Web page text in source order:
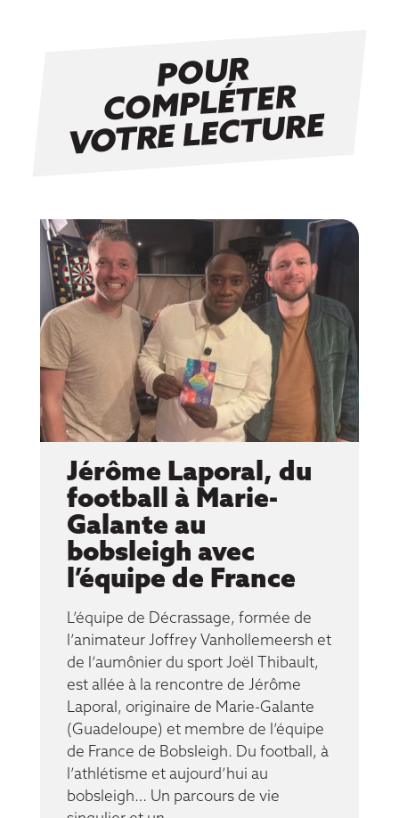
P
OUR
C
O
MPLÉTER
VOTRE LECTURE
Jérôme Laporal, du
football à Marie-
Galante au
bobsleigh avec
l’équipe de France
L’équipe de Décrassage, formée de
l’animateur Joffrey Vanhollemeersh et
de l’aumônier du sport Joël Thibault,
est allée à la rencontre de Jérôme
Laporal, originaire de Marie-Galante
(Guadeloupe) et membre de l’équipe
de France de Bobsleigh. Du football, à
l’athlétisme et aujourd’hui au
bobsleigh… Un parcours de vie